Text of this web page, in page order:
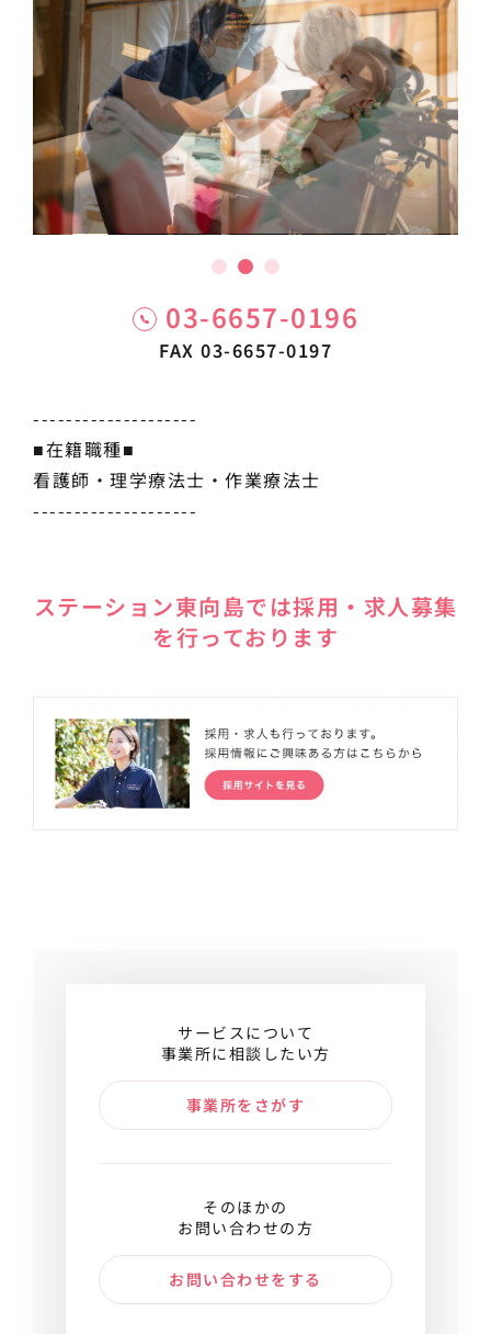
03-6657-0196
FAX 03-6657-0197
--------------------
■在籍職種■
看護師・理学療法士・作業療法士
--------------------
ステーション東向島では採用・求人募集
を行っております
サービスについて
事業所に相談したい方
事業所をさがす
そのほかの
お問い合わせの方
お問い合わせをする